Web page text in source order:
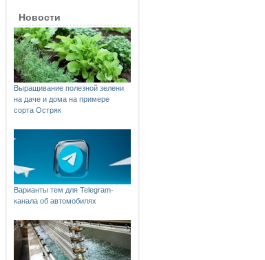
Новости
Выращивание полезной зелени
на даче и дома на примере
сорта Остряк
Варианты тем для Telegram-
канала об автомобилях